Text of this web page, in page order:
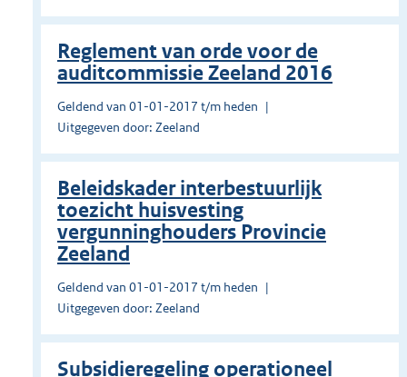
Reglement van orde voor de
auditcommissie Zeeland 2016
Geldend van 01-01-2017 t/m heden
Uitgegeven door: Zeeland
Beleidskader interbestuurlijk
toezicht huisvesting
vergunninghouders Provincie
Zeeland
Geldend van 01-01-2017 t/m heden
Uitgegeven door: Zeeland
Subsidieregeling operationeel